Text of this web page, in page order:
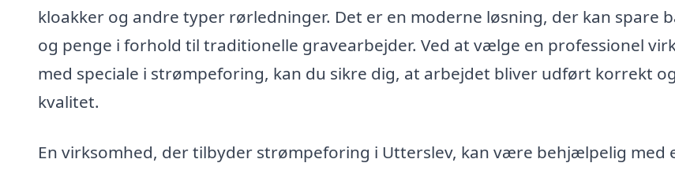
kloakker og andre typer rørledninger. Det er en moderne løsning, der kan spare
og penge i forhold til traditionelle gravearbejder. Ved at vælge en professionel
med speciale i strømpeforing, kan du sikre dig, at arbejdet bliver udført korrekt
kvalitet.
En virksomhed, der tilbyder strømpeforing i Utterslev, kan være behjælpelig med